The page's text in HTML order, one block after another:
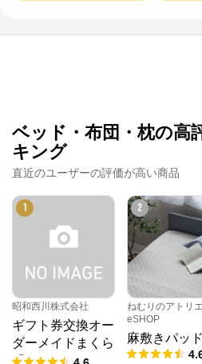
ベッド・布団・枕の高
キング
直近のユーザーの評価が高い商品
1
昭和西川株式会社
ギフト券交換オー
ダーメイドまくら
「10」
2
ねむりのアトリ
eSHOP
麻敷きパッド